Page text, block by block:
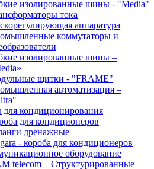
изолированные шины - "Media"
тока
аппаратура
коммутаторы и
изолированные шины –
щитки - "FRAME"
автоматизация –
кондиционирования
для кондиционеров
дренажные
- короба для кондиционеров
оборудование
telecom – Структурированные